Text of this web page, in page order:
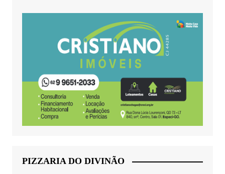
PIZZARIA DO DIVINÃO